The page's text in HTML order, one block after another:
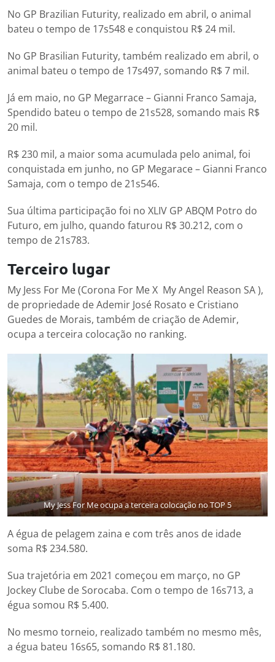
No GP Brazilian Futurity, realizado em abril, o animal
bateu o tempo de 17s548 e conquistou R$ 24 mil.
No GP Brasilian Futurity, também realizado em abril, o
animal bateu o tempo de 17s497, somando R$ 7 mil.
Já em maio, no GP Megarrace – Gianni Franco Samaja,
Spendido bateu o tempo de 21s528, somando mais R$
20 mil.
R$ 230 mil, a maior soma acumulada pelo animal, foi
conquistada em junho, no GP Megarace – Gianni Franco
Samaja, com o tempo de 21s546.
Sua última participação foi no XLIV GP ABQM Potro do
Futuro, em julho, quando faturou R$ 30.212, com o
tempo de 21s783.
Terceiro lugar
My Jess For Me (Corona For Me X My Angel Reason SA ),
de propriedade de Ademir José Rosato e Cristiano
Guedes de Morais, também de criação de Ademir,
ocupa a terceira colocação no ranking.
My Jess For Me ocupa a terceira colocação no TOP 5
A égua de pelagem zaina e com três anos de idade
soma R$ 234.580.
Sua trajetória em 2021 começou em março, no GP
Jockey Clube de Sorocaba. Com o tempo de 16s713, a
égua somou R$ 5.400.
No mesmo torneio, realizado também no mesmo mês,
a égua bateu 16s65, somando R$ 81.180.